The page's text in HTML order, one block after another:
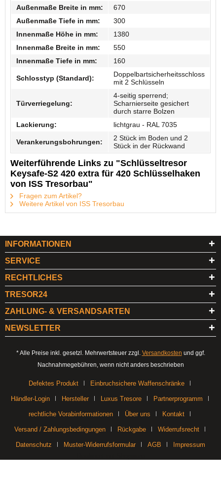
Außenmaße Breite in mm:
670
Außenmaße Tiefe in mm:
300
Innenmaße Höhe in mm:
1380
Innenmaße Breite in mm:
550
Innenmaße Tiefe in mm:
160
Schlosstyp (Standard):
Doppelbartsicherheitsschloss
mit 2 Schlüsseln
Türverriegelung:
4-seitig sperrend;
Scharnierseite gesichert
durch starre Bolzen
Lackierung:
lichtgrau - RAL 7035
Verankerungsbohrungen:
2 Stück im Boden und 2
Stück in der Rückwand
Weiterführende Links zu "Schlüsseltresor
Keysafe-S2 420 extra für 420 Schlüsselhaken
von ISS Tresorbau"
Fragen zum Artikel?
Weitere Artikel von ISS Tresorbau
INFORMATIONEN
SERVICE
RECHTLICHES
TRESOR24
ZAHLUNG- & VERSANDSARTEN
NEWSLETTER
* Alle Preise inkl. gesetzl. Mehrwertsteuer zzgl. Versandkosten und ggf.
Nachnahmegebühren, wenn nicht anders beschrieben
Defektes Produkt Einbruchsichere Waffenschränke
Händler-Login Hersteller Luxus Tresore Partnerprogramm
rechtliche Vorabinformationen Über uns Kontakt
Versand / Zahlungsbedingungen Rückgabe Widerrufsrecht
Datenschutz Muster-Widerrufsformular AGB
Impressum